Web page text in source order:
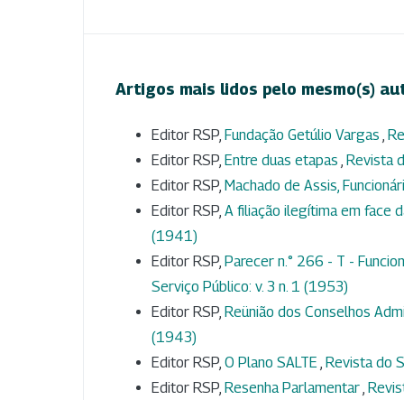
Artigos mais lidos pelo mesmo(s)
Editor RSP, Fundação Getúlio Vargas ,
Editor RSP, Entre duas etapas , Revista
Editor RSP, Machado de Assis,
Editor RSP, A filiação ilegítima em face
(1941)
Editor RSP, Parecer n.° 266 - T -
Serviço Público: v. 3 n. 1 (1953)
Editor RSP, Reünião dos Conselhos
(1943)
Editor RSP, O Plano SALTE , Revista do
Editor RSP, Resenha Parlamentar,